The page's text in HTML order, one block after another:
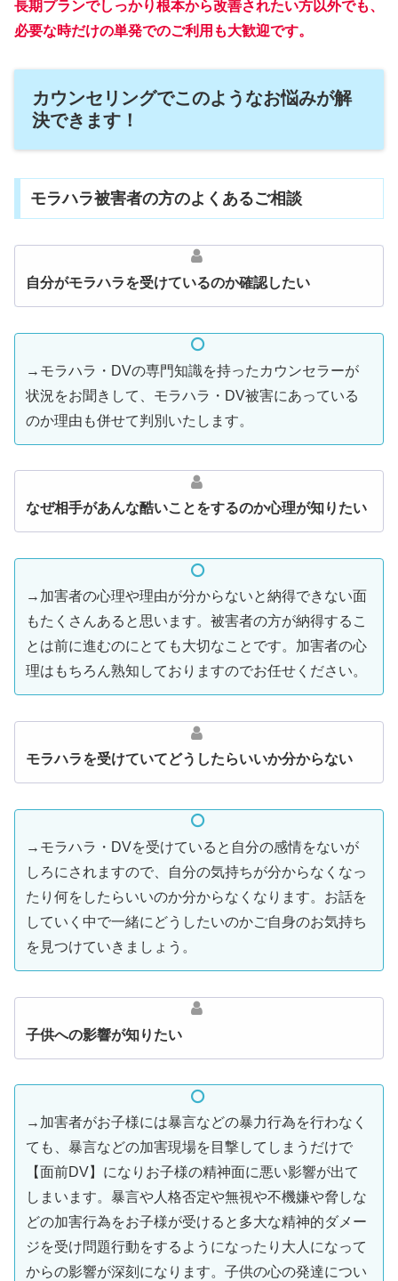
長期プランでしっかり根本から改善されたい方以外でも、
必要な時だけの単発でのご利用も大歓迎です。
カウンセリングでこのようなお悩みが解
決できます！
モラハラ被害者の方のよくあるご相談
自分がモラハラを受けているのか確認したい
→モラハラ・DVの専門知識を持ったカウンセラーが
状況をお聞きして、モラハラ・DV被害にあっている
のか理由も併せて判別いたします。
なぜ相手があんな酷いことをするのか心理が知りたい
→加害者の心理や理由が分からないと納得できない面
もたくさんあると思います。被害者の方が納得するこ
とは前に進むのにとても大切なことです。加害者の心
理はもちろん熟知しておりますのでお任せください。
モラハラを受けていてどうしたらいいか分からない
→モラハラ・DVを受けていると自分の感情をないが
しろにされますので、自分の気持ちが分からなくなっ
たり何をしたらいいのか分からなくなります。お話を
していく中で一緒にどうしたいのかご自身のお気持ち
を見つけていきましょう。
子供への影響が知りたい
→加害者がお子様には暴言などの暴力行為を行わなく
ても、暴言などの加害現場を目撃してしまうだけで
【面前DV】になりお子様の精神面に悪い影響が出て
しまいます。暴言や人格否定や無視や不機嫌や脅しな
どの加害行為をお子様が受けると多大な精神的ダメー
ジを受け問題行動をするようになったり大人になって
からの影響が深刻になります。子供の心の発達につい